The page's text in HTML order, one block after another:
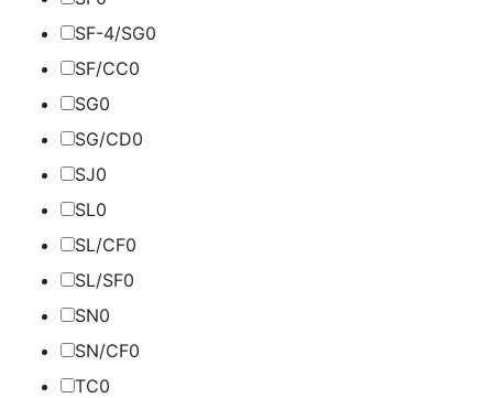
SF-4/SG0
SF/CC0
SG0
SG/CD0
SJ0
SL0
SL/CF0
SL/SF0
SN0
SN/CF0
TC0